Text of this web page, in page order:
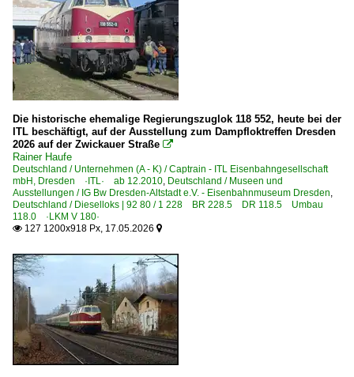
Bahnbetriebswerke
Bw Güsten, Est Staßfurt
Bw Pirna ITL
Bw Wustermark (Elstal)
Bahnhöfe (F - K)
Halberstadt
Bahnhöfe (R - Z)
Strausberg
Museen und Ausstellungen
IG Bw Dresden-Altstadt e.V. - Eisenbahnmuseum Dresden
Museumsbahnen
BSW Gruppe Traditionsgemeinschaft Bw Halle P e.V.
2020
2025
2026
Die historische ehemalige Regierungszuglok 118 552, heute bei der
ITL beschäftigt, auf der Ausstellung zum Dampfloktreffen Dresden
2026 auf der Zwickauer Straße 
Rainer Haufe
Deutschland / Unternehmen (A - K) / Captrain - ITL Eisenbahngesellschaft
mbH, Dresden ·ITL· ab 12.2010, Deutschland / Museen und
Ausstellungen / IG Bw Dresden-Altstadt e.V. - Eisenbahnmuseum Dresden,
Deutschland / Dieselloks | 92 80 / 1 228 BR 228.5 DR 118.5 Umbau
118.0 ·LKM V 180·
 127 1200x918 Px, 17.05.2026 